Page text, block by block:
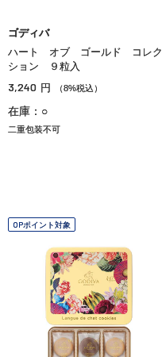
ゴディバ
ハート オブ ゴールド コレク
ション ９粒入
3,240 円 （8%税込）
在庫：○
二重包装不可
OPポイント対象